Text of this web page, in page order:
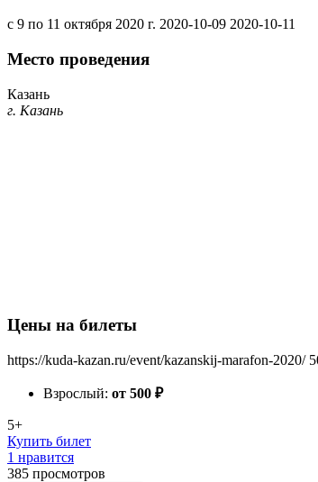
с 9 по 11 октября 2020 г. 2020-10-09 2020-10-11
Место проведения
Казань
г. Казань
Цены на билеты
https://kuda-kazan.ru/event/kazanskij-marafon-2020/
Взрослый: от 500 ₽
5+
Купить билет
1 нравится
385 просмотров